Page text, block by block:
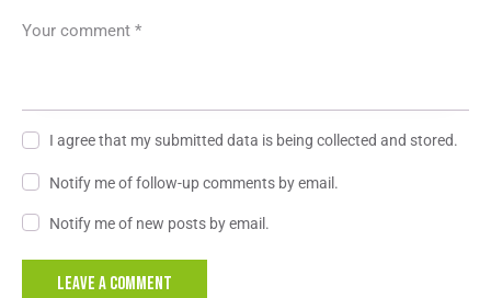
I agree that my submitted data is being collected and stored.
Notify me of follow-up comments by email.
Notify me of new posts by email.